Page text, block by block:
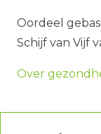
Oordeel
Schijf van Vijf
Over